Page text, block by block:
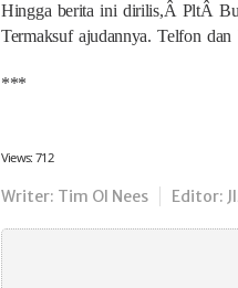
Hingga berita ini dirilis,Â PltÂ
Termaksuf ajudannya. Telfon
***
Views: 712
Writer: Tim Ol Nees Editor: